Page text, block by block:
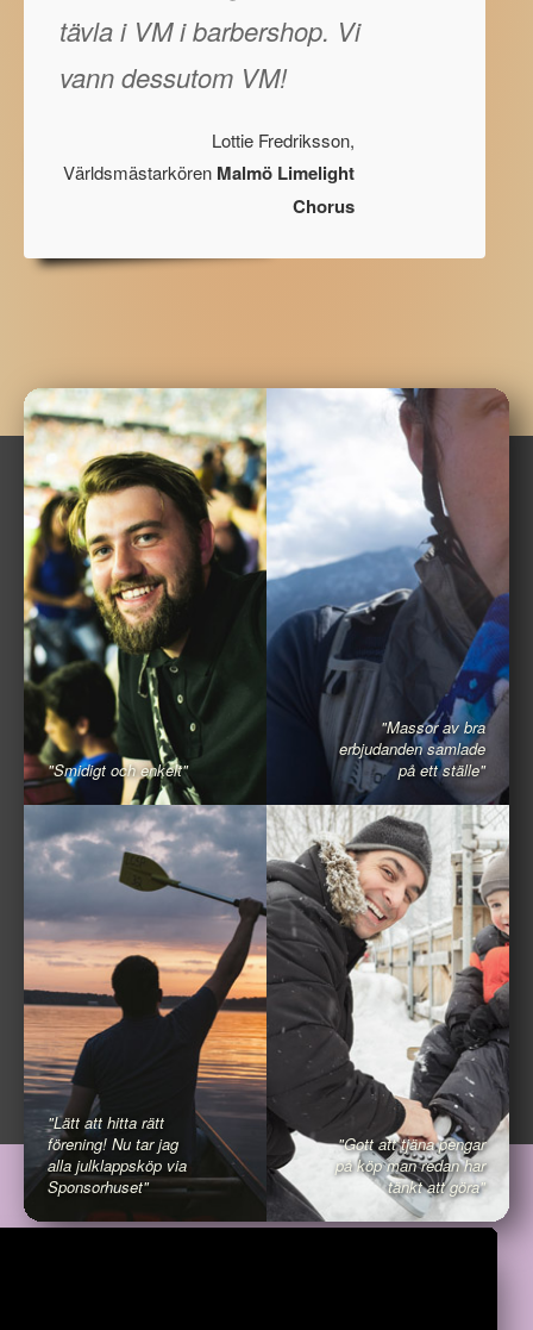
tävla i VM i barbershop. Vi
vann dessutom VM!
Lottie Fredriksson,
Världsmästarkören Malmö Limelight
Chorus
"Smidigt och enkelt"
"Massor av bra
erbjudanden samlade
på ett ställe"
"Lätt att hitta rätt
förening! Nu tar jag
alla julklappsköp via
Sponsorhuset"
"Gott att tjäna pengar
på köp man redan har
tänkt att göra"